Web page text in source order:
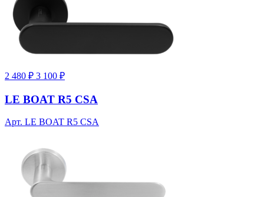
2 480 ₽ 3 100 ₽
LE BOAT R5 CSA
Арт. LE BOAT R5 CSA